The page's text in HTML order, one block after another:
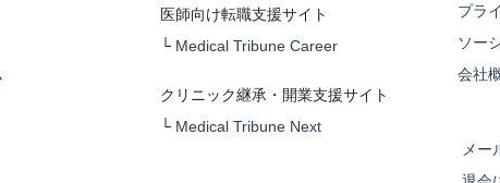
医師向け転職支援サイト
└ Medical Tribune Career
クリニック継承・開業支援サイト
└ Medical Tribune Next
プラ
ソー
会社
メー